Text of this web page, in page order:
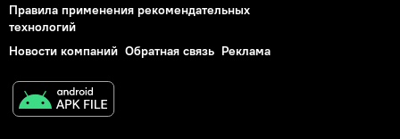
Правила применения рекомендательных
технологий
Новости компаний Обратная связь Реклама